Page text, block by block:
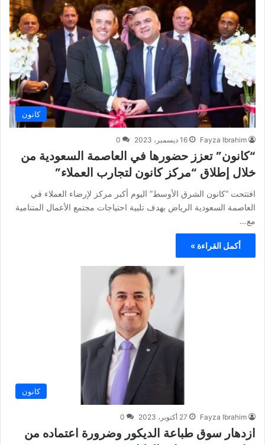
كانون
Fayza Ibrahim 16 ديسمبر، 2023 0
“كانون” تعزز حضورها في العاصمة السعودية من
خلال إطلاق “مركز كانون لتجارب العملاء”
افتتحت “كانون الشرق الأوسط” اليوم أكبر مركز لإرضاء العملاء في
العاصمة السعودية الرياض بهدف تلبية احتياجات مجتمع الأعمال المتنامية
مع…
أكمل القراءة »
كانون
Fayza Ibrahim 27 أكتوبر، 2023 0
ازدهار سوق طباعة الديكور وضرورة اعتماده من